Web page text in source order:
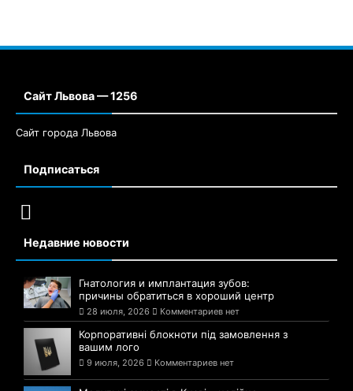
Сайт Львова — 1256
Сайт города Львова
Подписаться
Недавние новости
Гнатология и имплантация зубов:
причины обратиться в хороший центр
28 июля, 2026 Комментариев нет
Корпоративні блокноти під замовлення з
вашим лого
9 июля, 2026 Комментариев нет